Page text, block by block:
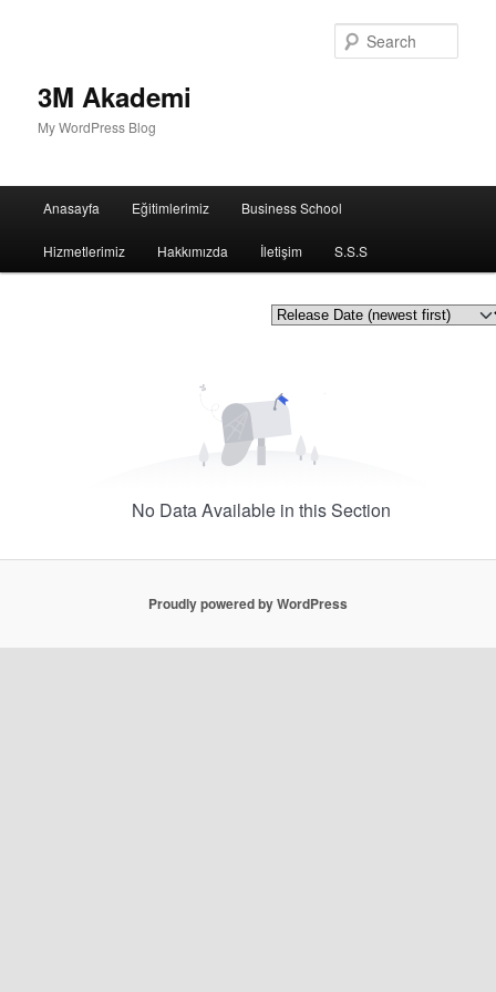
3M Akademi
My WordPress Blog
Anasayfa Eğitimlerimiz Business School
Hizmetlerimiz Hakkımızda İletişim S.S.S
No Data Available in this Section
Proudly powered by WordPress